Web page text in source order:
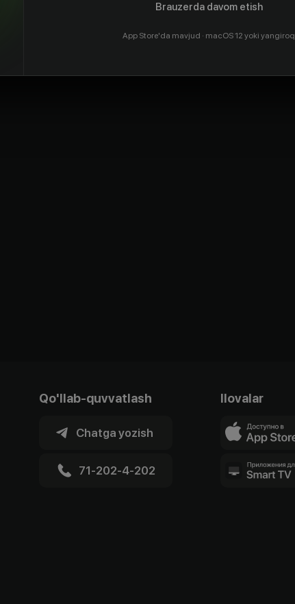
Qo'llab-quvvatlash
Chatga yozish
71-202-4-202
Ilovalar
Brauzerda davom etish
App Store'da mavjud · macOS 12 yoki yangiroq